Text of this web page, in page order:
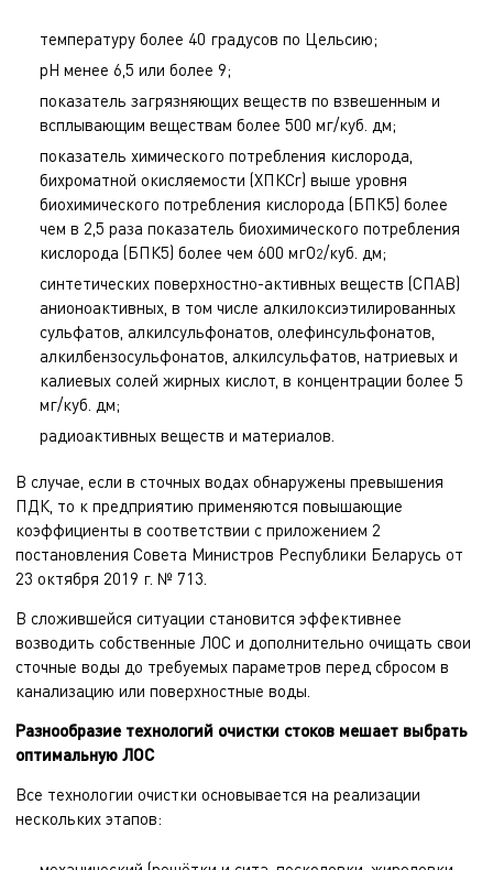
температуру более 40 градусов по Цельсию;
рН менее 6,5 или более 9;
показатель загрязняющих веществ по взвешенным и
всплывающим веществам более 500 мг/куб. дм;
показатель химического потребления кислорода,
бихроматной окисляемости (ХПКCr) выше уровня
биохимического потребления кислорода (БПК5) более
чем в 2,5 раза показатель биохимического потребления
кислорода (БПК5) более чем 600 мгО2/куб. дм;
синтетических поверхностно-активных веществ (СПАВ)
анионоактивных, в том числе алкилоксиэтилированных
сульфатов, алкилсульфонатов, олефинсульфонатов,
алкилбензосульфонатов, алкилсульфатов, натриевых и
калиевых солей жирных кислот, в концентрации более 5
мг/куб. дм;
радиоактивных веществ и материалов.
В случае, если в сточных водах обнаружены превышения
ПДК, то к предприятию применяются повышающие
коэффициенты в соответствии с приложением 2
постановления Совета Министров Республики Беларусь от
23 октября 2019 г. № 713.
В сложившейся ситуации становится эффективнее
возводить собственные ЛОС и дополнительно очищать свои
сточные воды до требуемых параметров перед сбросом в
канализацию или поверхностные воды.
Разнообразие технологий очистки стоков мешает выбрать
оптимальную ЛОС
Все технологии очистки основывается на реализации
нескольких этапов: